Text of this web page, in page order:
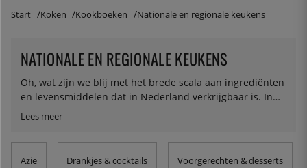
Start Koken Kookboeken Nationale en regionale keukens
NATIONALE EN REGIONALE KEUKENS
Oh, wat zijn we blij met het brede scala aan ingrediënten
en levensmiddelen dat in Nederland verkrijgbaar is. In
deze categorie hebben we kookboeken verzameld met
geweldige maaltijden kunt bereiden die je tijdens je
reizen hebt gegeten of waarvan je hebt gehoord. Er zijn
Azië Drankjes & cocktails Voorgerechten & desserts